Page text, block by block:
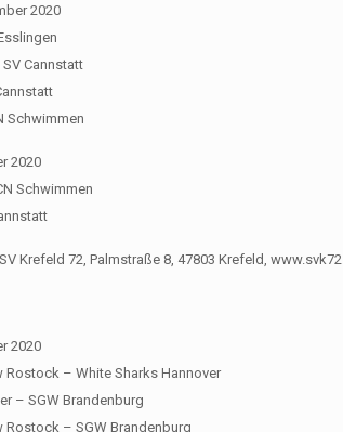
2020
Cannstatt
Schwimmen
2020
Schwimmen
Krefeld 72, Palmstraße 8, 47803 Krefeld,
2020
Rostock – White Sharks Hannover
– SGW Brandenburg
Rostock – SGW Brandenburg